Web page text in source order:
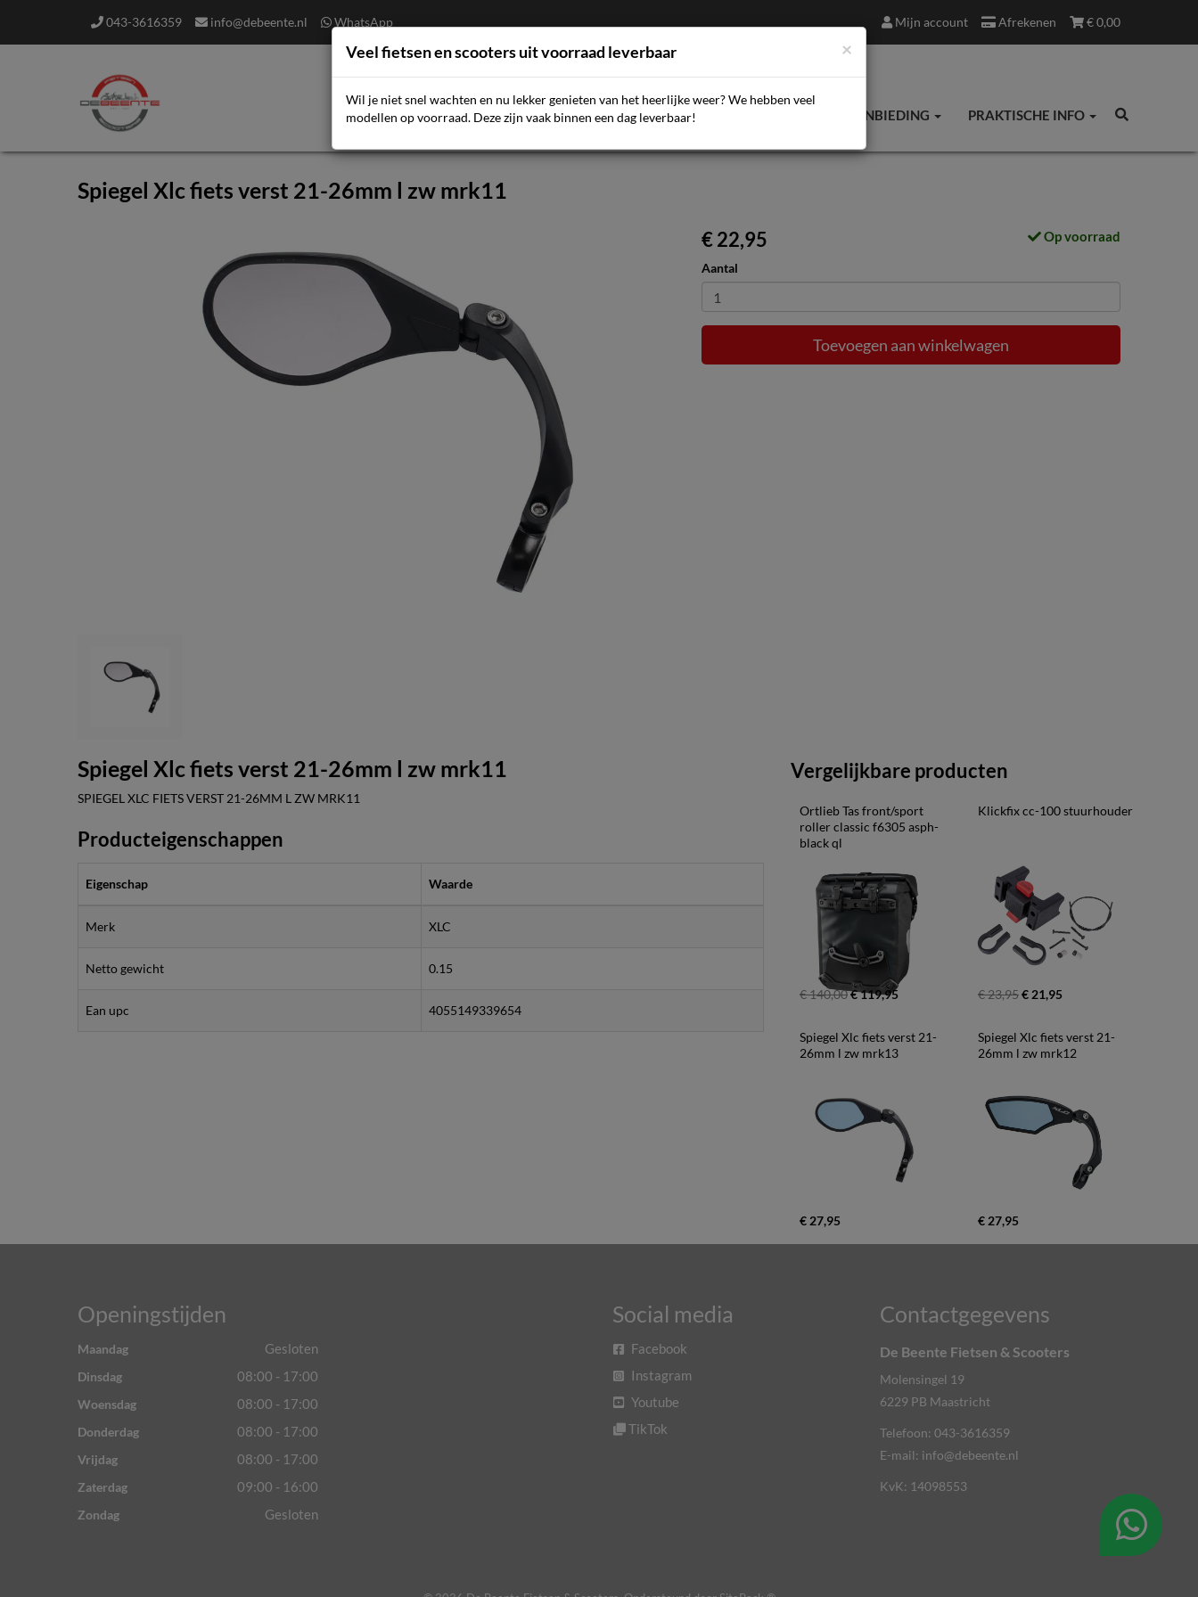
043-3616359 info@debeente.nl WhatsApp €0,00
Afrekenen
Mijn account
FAQ NIEUWS SCOOTERS FIETSEN AANBIEDING PRAKTISCHE INFO
Spiegel Xlc fiets verst 21-26mm l zw mrk11
€ 22,95 Op voorraad
Aantal
Toevoegen aan winkelwagen
Spiegel Xlc fiets verst 21-26mm l zw mrk11
SPIEGEL XLC FIETS VERST 21-26MM L ZW MRK11
Producteigenschappen
Eigenschap Waarde
Merk XLC
Netto gewicht 0.15
Ean upc 4055149339654
Vergelijkbare producten
Ortlieb Tas front/sport
roller classic f6305 asph-
black ql
€ 140,00€ 119,95
Klickfix cc-100 stuurhouder
€ 23,95€ 21,95
Spiegel Xlc fiets verst 21-
26mm l zw mrk13
€ 27,95
Spiegel Xlc fiets verst 21-
26mm l zw mrk12
€ 27,95
Openingstijden
Maandag Gesloten
Dinsdag 08:00 - 17:00
Woensdag 08:00 - 17:00
Donderdag 08:00 - 17:00
Vrijdag 08:00 - 17:00
Zaterdag 09:00 - 16:00
Zondag Gesloten
Social media
Facebook
Instagram
Youtube
TikTok
Contactgegevens
De Beente Fietsen & Scooters
Molensingel 19
6229 PB Maastricht
Telefoon: 043-3616359
E-mail: info@debeente.nl
KvK: 14098553
×
Veel fietsen en scooters uit voorraad leverbaar
Wil je niet snel wachten en nu lekker genieten van het heerlijke weer? We hebben veel
modellen op voorraad. Deze zijn vaak binnen een dag leverbaar!